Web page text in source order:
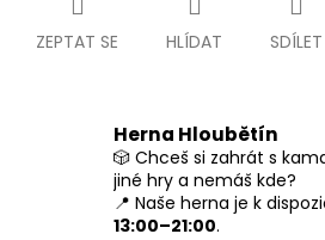
ZEPTAT SE HLÍDAT SDÍLET
Herna Hloubětín
🎲 Chceš si zahrát s
jiné hry a nemáš kde?
📍 Naše herna je k
13:00–21:00.